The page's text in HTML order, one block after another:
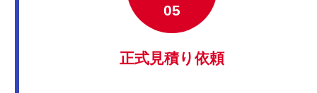
正式見積り依頼